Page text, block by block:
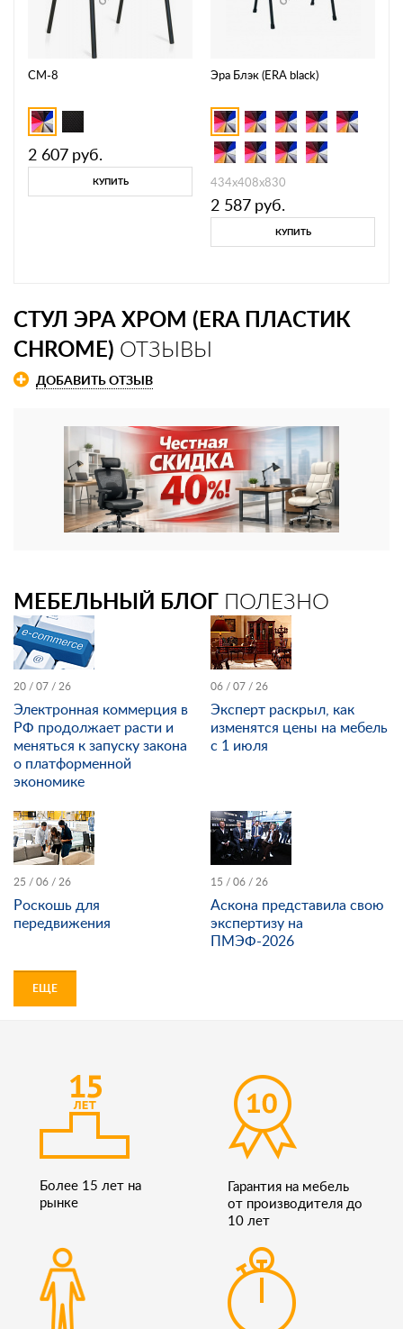
СМ-8
2 607 руб.
КУПИТЬ
Эра Блэк (ERA black)
434x408x830
2 587 руб.
КУПИТЬ
СТУЛ ЭРА ХРОМ (ERA ПЛАСТИК
CHROME) ОТЗЫВЫ
ДОБАВИТЬ ОТЗЫВ
МЕБЕЛЬНЫЙ БЛОГ ПОЛЕЗНО
20 / 07 / 26
Электронная коммерция в
РФ продолжает расти и
меняться к запуску закона
о платформенной
экономике
06 / 07 / 26
Эксперт раскрыл, как
изменятся цены на мебель
с 1 июля
25 / 06 / 26
Роскошь для
передвижения
15 / 06 / 26
Аскона представила свою
экспертизу на
ПМЭФ-2026
ЕЩЕ
Более 15 лет на
рынке
Гарантия на мебель
от производителя до
10 лет